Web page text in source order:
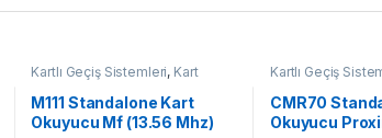
Kartlı Geçiş Sistemleri, Kart
Okuyucu
M111 Standalone Kart
Okuyucu Mf (13.56 Mhz)
Kartlı Geçiş
Okuyucu
CMR70
Okuyucu